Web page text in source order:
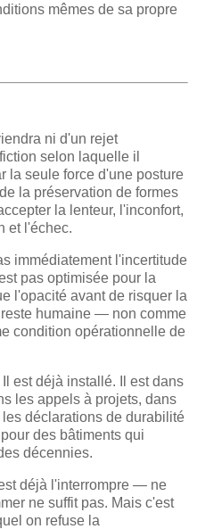
mêmes de sa propre
ni d'un rejet
selon laquelle il
la seule force d'une posture
la préservation de formes
la lenteur, l'inconfort,
et l'échec.
immédiatement l'incertitude
pas optimisée pour la
l'opacité avant de risquer la
humaine — non comme
condition opérationnelle de
est déjà installé. Il est dans
les appels à projets, dans
déclarations de durabilité
des bâtiments qui
décennies.
déjà l'interrompre — ne
ne suffit pas. Mais c'est
on refuse la